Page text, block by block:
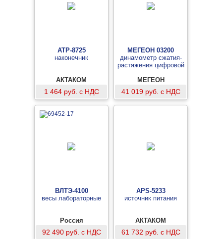
АТР-8725
наконечник
АКТАКОМ
1 464 руб. с НДС
МЕГЕОН 03200
динамометр сжатия-
растяжения цифровой
МЕГЕОН
41 019 руб. с НДС
ВЛТЭ-4100
весы лабораторные
Россия
92 490 руб. с НДС
APS-5233
источник питания
АКТАКОМ
61 732 руб. с НДС